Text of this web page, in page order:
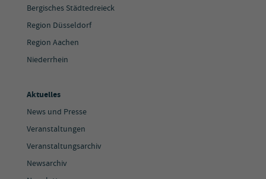
Bergisches Städtedreieck
Region Düsseldorf
Region Aachen
Niederrhein
Aktuelles
News und Presse
Veranstaltungen
Veranstaltungsarchiv
Newsarchiv